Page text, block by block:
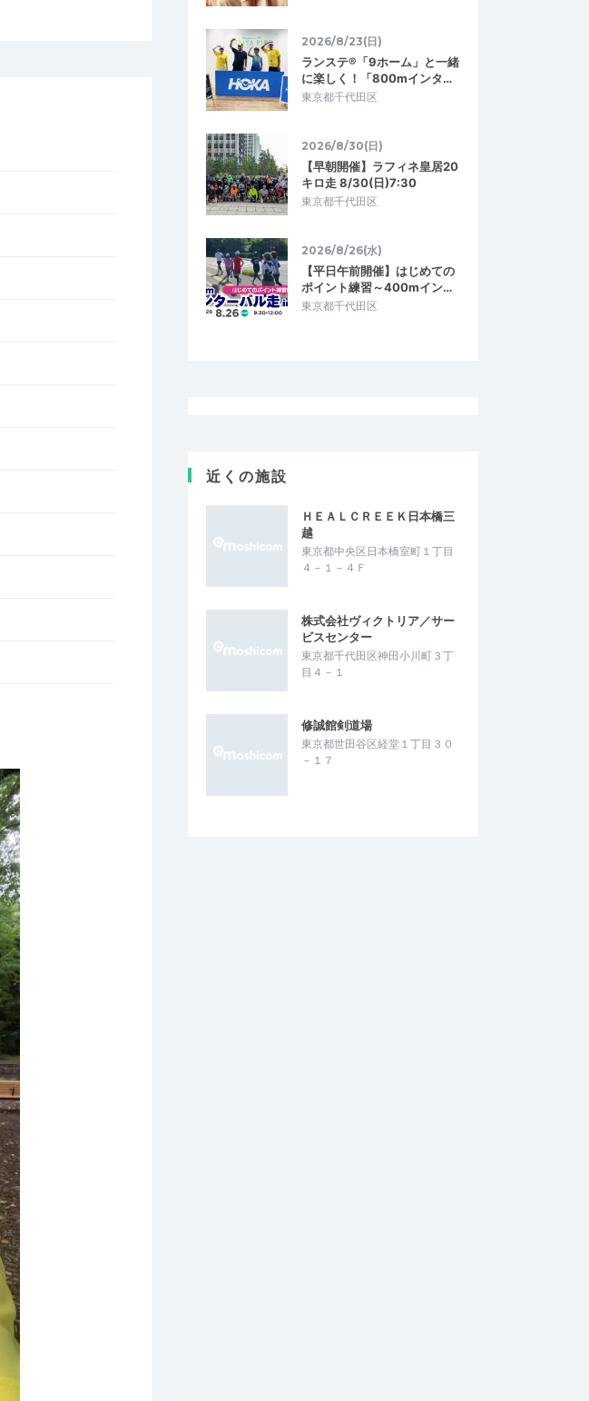
2026/8/23(日)
ランステ®「9ホーム」と一緒
に楽しく！「800mインタ…
東京都千代田区
2026/8/30(日)
【早朝開催】ラフィネ皇居20
キロ走 8/30(日)7:30
東京都千代田区
2026/8/26(水)
【平日午前開催】はじめての
ポイント練習～400mイン…
東京都千代田区
近くの施設
ＨＥＡＬＣＲＥＥＫ日本橋三
越
東京都中央区日本橋室町１丁目
４－１－４Ｆ
株式会社ヴィクトリア／サー
ビスセンター
東京都千代田区神田小川町３丁
目４－１
修誠館剣道場
東京都世田谷区経堂１丁目３０
－１７